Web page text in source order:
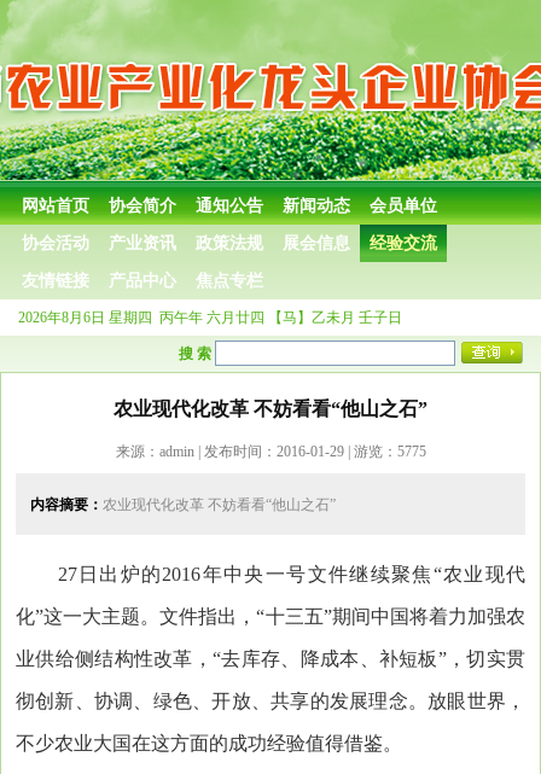
网站首页 协会简介 通知公告 新闻动态 会员单位
协会活动 产业资讯 政策法规 展会信息 经验交流
友情链接 产品中心 焦点专栏
2026年8月6日 星期四 丙午年 六月廿四 【马】乙未月 壬子日
搜 索
农业现代化改革 不妨看看“他山之石”
来源：admin | 发布时间：2016-01-29 | 游览：5775
内容摘要： 农业现代化改革 不妨看看“他山之石”
27日出炉的2016年中央一号文件继续聚焦“农业现代
化”这一大主题。文件指出，“十三五”期间中国将着力加强农
业供给侧结构性改革，“去库存、降成本、补短板”，切实贯
彻创新、协调、绿色、开放、共享的发展理念。放眼世界，
不少农业大国在这方面的成功经验值得借鉴。